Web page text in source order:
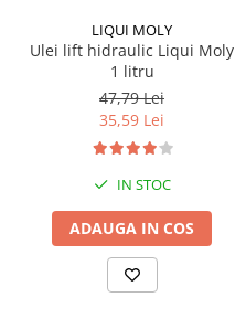
LIQUI MOLY
Ulei lift hidraulic Liqui Moly
1 litru
47,79 Lei
35,59 Lei
IN STOC
ADAUGA IN COS